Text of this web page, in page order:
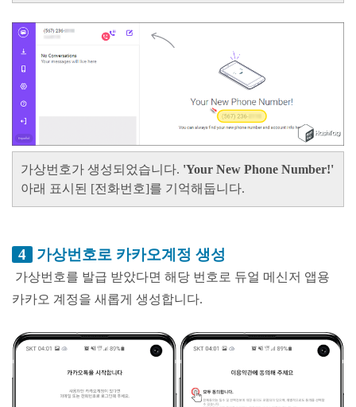
가상번호가 생성되었습니다. 'Your New Phone Number!'
아래 표시된 [전화번호]를 기억해둡니다.
4 가상번호로 카카오계정 생성
가상번호를 발급 받았다면 해당 번호로 듀얼 메신저 앱용
카카오 계정을 새롭게 생성합니다.